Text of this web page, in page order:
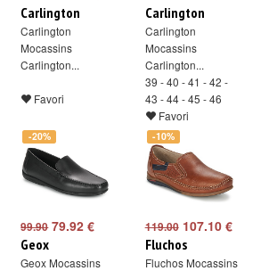
Carlington
Carlington
Mocassins
Carlington...
Favori
Carlington
Carlington
Mocassins
Carlington...
39 - 40 - 41 - 42 -
43 - 44 - 45 - 46
Favori
-20%
99.9079.92 €
Geox
Geox Mocassins
-10%
119.00107.10 €
Fluchos
Fluchos Mocassins